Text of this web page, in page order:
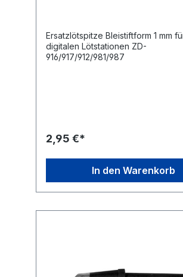
Ersatzlötspitze Bleistiftform 1 mm für die
digitalen Lötstationen ZD-
916/917/912/981/987
2,95 €*
In den Warenkorb